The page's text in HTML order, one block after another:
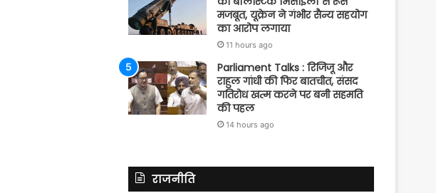
मजबूत, यूक्रेन ने गंभीर सैन्य सहयोग
का आरोप लगाया
11 hours ago
Parliament Talks : रिजिजू और
राहुल गांधी की फिर बातचीत, संसद
गतिरोध खत्म करने पर बनी सहमति
की पहल
14 hours ago
राजनीति